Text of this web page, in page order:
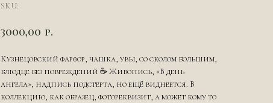
SKU:
3000,00 р.
Кузнецовский фарфор, чашка, увы, со сколом большим,
блюдце без повреждений ☕️ Живопись, «В день
ангела», надпись подстерта, но ещё виднеется. В
коллекцию, как образец, фотореквизит, а может кому то